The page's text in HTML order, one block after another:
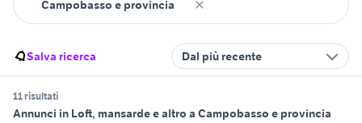
Salva ricerca Dal più recente
11 risultati
Annunci in Loft, mansarde e altro a Campobasso e provincia